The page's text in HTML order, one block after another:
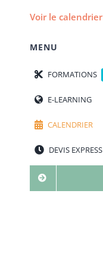
Voir le calendrier
MENU
FORMATIONS
E-LEARNING
CALENDRIER
DEVIS EXPRESS